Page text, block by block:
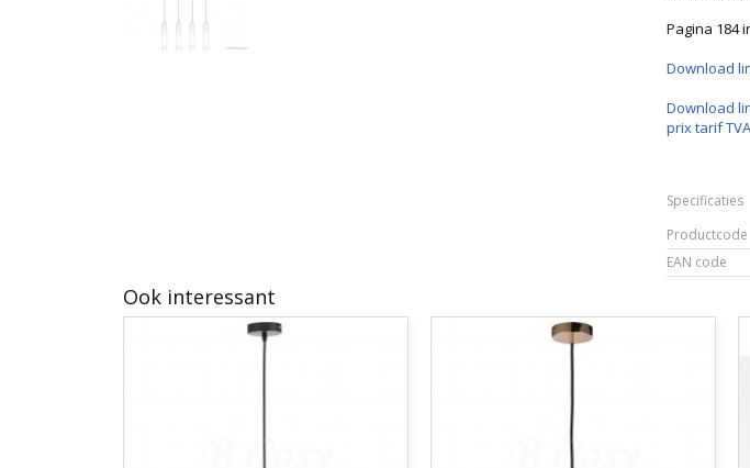
Pagina 184
Download
Download
prix tarif
Specificaties
Productcode
EAN code
Ook interessant